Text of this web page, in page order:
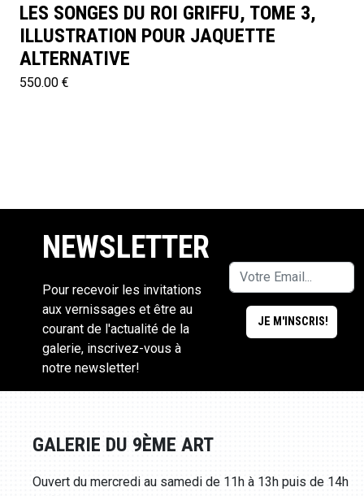
LES SONGES DU ROI GRIFFU, TOME 3,
ILLUSTRATION POUR JAQUETTE
ALTERNATIVE
550.00 €
NEWSLETTER
Pour recevoir les invitations
aux vernissages et être au
courant de l'actualité de la
galerie, inscrivez-vous à
notre newsletter!
GALERIE DU 9ÈME ART
Ouvert du mercredi au samedi de 11h à 13h puis de 14h